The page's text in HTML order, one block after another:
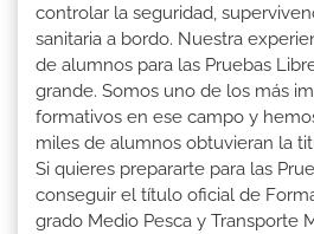
controlar la seguridad,
sanitaria a bordo. Nuestra
de alumnos para las Pruebas
grande. Somos uno de los más
formativos en ese campo y
miles de alumnos obtuvieran la
Si quieres prepararte para las
conseguir el título oficial de
grado Medio Pesca y Transporte